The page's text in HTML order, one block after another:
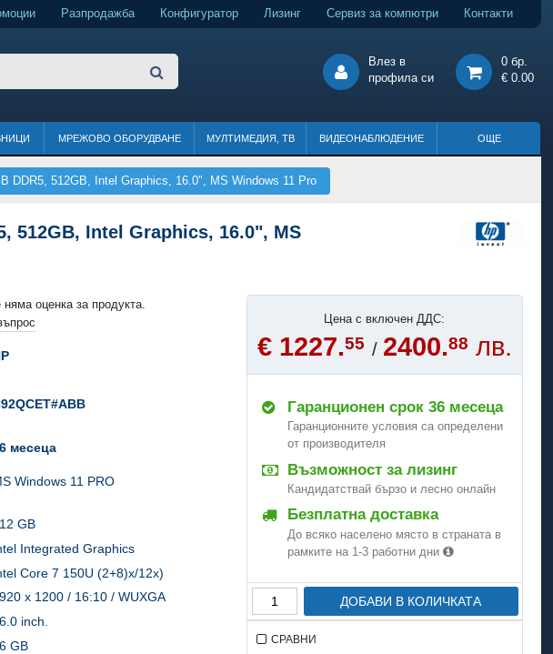
Разпродажба Конфигуратор Лизинг Сервиз за компютри Контакти
Влез в
профила си
0 бр.
€ 0.00
МРЕЖОВО ОБОРУДВАНЕ МУЛТИМЕДИЯ, ТВ ВИДЕОНАБЛЮДЕНИЕ ОЩЕ
DDR5, 512GB, Intel Graphics, 16.0", MS Windows 11 Pro
512GB, Intel Graphics, 16.0", MS
оценка за продукта.
месеца
Windows 11 PRO
GB
Integrated Graphics
Core 7 150U (2+8)x/12x)
x 1200 / 16:10 / WUXGA
inch.
GB
Цена с включен ДДС:
€ 1227.55 / 2400.88 лв.
Гаранционен срок 36 месеца
Гаранционните условия са определени
от производителя
Възможност за лизинг
Кандидатствай бързо и лесно онлайн
Безплатна доставка
До всяко населено място в страната в
рамките на 1-3 работни дни
ДОБАВИ В КОЛИЧКАТА
СРАВНИ